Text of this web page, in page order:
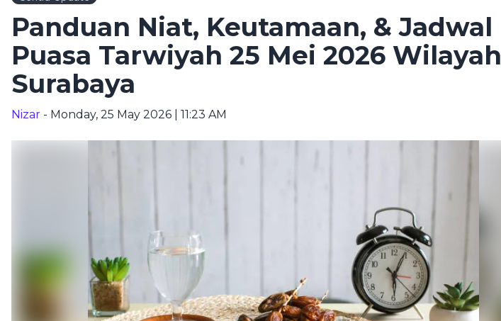
Panduan Niat, Keutamaan, & Jadwal
Puasa Tarwiyah 25 Mei 2026 Wilayah
Surabaya
Nizar - Monday, 25 May 2026 | 11:23 AM